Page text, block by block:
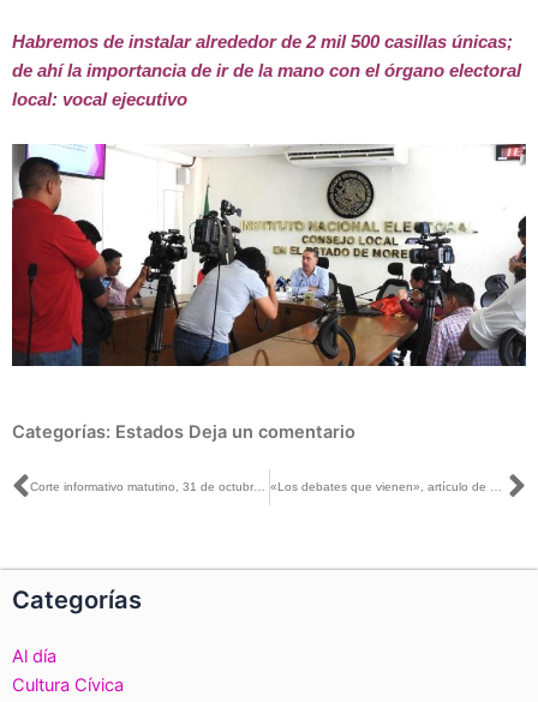
Habremos de instalar alrededor de 2 mil 500 casillas únicas;
de ahí la importancia de ir de la mano con el órgano electoral
local: vocal ejecutivo
Categorías: Estados Deja un comentario
Ant Corte informativo matutino, 31 de octubre de 2017 «Los debates que vienen», artículo de Marco Baños en El Economista
Categorías
Al día
Cultura Cívica